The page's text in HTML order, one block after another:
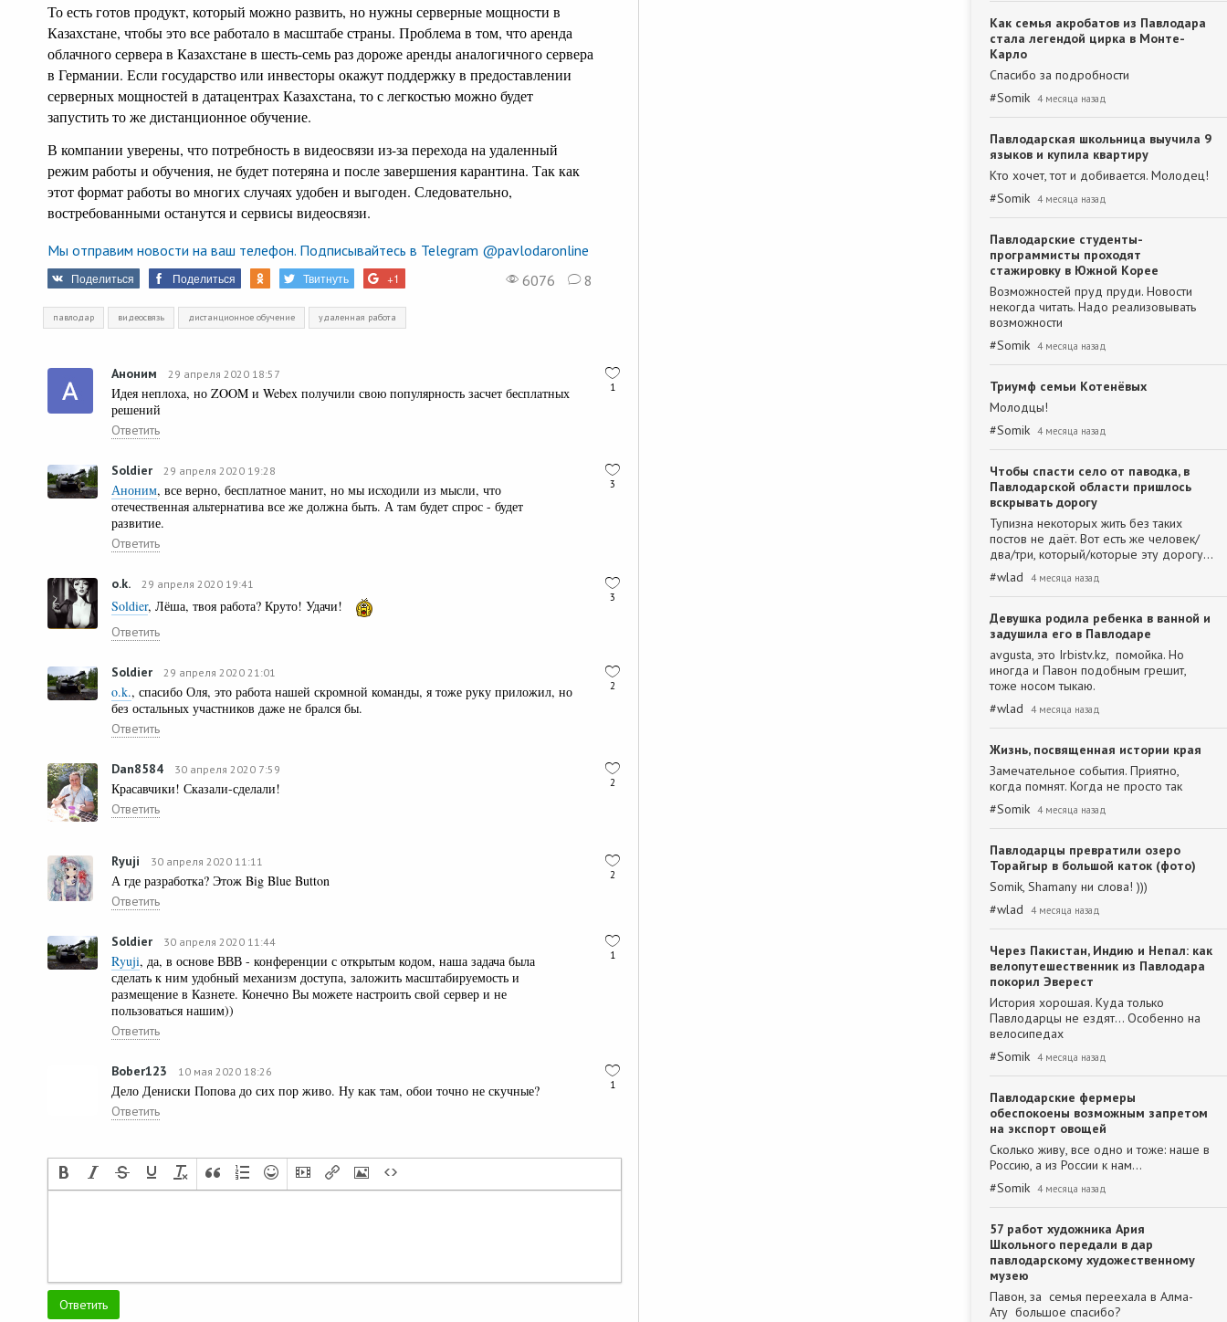
То есть готов продукт, который можно развить, но нужны серверные мощности в
Казахстане, чтобы это все работало в масштабе страны. Проблема в том, что аренда
облачного сервера в Казахстане в шесть-семь раз дороже аренды аналогичного сервера
в Германии. Если государство или инвесторы окажут поддержку в предоставлении
серверных мощностей в датацентрах Казахстана, то с легкостью можно будет
запустить то же дистанционное обучение.
В компании уверены, что потребность в видеосвязи из-за перехода на удаленный
режим работы и обучения, не будет потеряна и после завершения карантина. Так как
этот формат работы во многих случаях удобен и выгоден. Следовательно,
востребованными останутся и сервисы видеосвязи.
Мы отправим новости на ваш телефон. Подписывайтесь в Telegram @pavlodaronline
Поделиться Поделиться Твитнуть +1 6076 8
павлодар видеосвязь дистанционное обучение удаленная работа
1
Аноним 29 апреля 2020 18:57
Идея неплоха, но ZOOM и Webex получили свою популярность засчет бесплатных
решений
Ответить
3
Soldier 29 апреля 2020 19:28
Аноним, все верно, бесплатное манит, но мы исходили из мысли, что
отечественная альтернатива все же должна быть. А там будет спрос - будет
развитие.
Ответить
3
o.k. 29 апреля 2020 19:41
Soldier, Лёша, твоя работа? Круто! Удачи!
Ответить
2
Soldier 29 апреля 2020 21:01
o.k., спасибо Оля, это работа нашей скромной команды, я тоже руку приложил, но
без остальных участников даже не брался бы.
Ответить
2
Dan8584 30 апреля 2020 7:59
Красавчики! Сказали-сделали!
Ответить
2
Ryuji 30 апреля 2020 11:11
А где разработка? Этож Big Blue Button
Ответить
1
Soldier 30 апреля 2020 11:44
Ryuji, да, в основе ВВВ - конференции с открытым кодом, наша задача была
сделать к ним удобный механизм доступа, заложить масштабируемость и
размещение в Казнете. Конечно Вы можете настроить свой сервер и не
пользоваться нашим))
Ответить
1
Bober123 10 мая 2020 18:26
Дело Дениски Попова до сих пор живо. Ну как там, обои точно не скучные?
Ответить
Как семья акробатов из Павлодара
стала легендой цирка в Монте-
Карло
Спасибо за подробности
#Somik 4 месяца назад
Павлодарская школьница выучила 9
языков и купила квартиру
Кто хочет, тот и добивается. Молодец!
#Somik 4 месяца назад
Павлодарские студенты-
программисты проходят
стажировку в Южной Корее
Возможностей пруд пруди. Новости
некогда читать. Надо реализовывать
возможности
#Somik 4 месяца назад
Триумф семьи Котенёвых
Молодцы!
#Somik 4 месяца назад
Чтобы спасти село от паводка, в
Павлодарской области пришлось
вскрывать дорогу
Тупизна некоторых жить без таких
постов не даёт. Вот есть же человек/
два/три, который/которые эту дорогу…
#wlad 4 месяца назад
Девушка родила ребенка в ванной и
задушила его в Павлодаре
avgusta, это Irbistv.kz, помойка. Но
иногда и Павон подобным грешит,
тоже носом тыкаю.
#wlad 4 месяца назад
Жизнь, посвященная истории края
Замечательное события. Приятно,
когда помнят. Когда не просто так
#Somik 4 месяца назад
Павлодарцы превратили озеро
Торайгыр в большой каток (фото)
Somik, Shamanу ни слова! )))
#wlad 4 месяца назад
Через Пакистан, Индию и Непал: как
велопутешественник из Павлодара
покорил Эверест
История хорошая. Куда только
Павлодарцы не ездят... Особенно на
велосипедах
#Somik 4 месяца назад
Павлодарские фермеры
обеспокоены возможным запретом
на экспорт овощей
Сколько живу, все одно и тоже: наше в
Россию, а из России к нам...
#Somik 4 месяца назад
57 работ художника Ария
Школьного передали в дар
павлодарскому художественному
музею
Павон, за семья переехала в Алма-
Ату большое спасибо?